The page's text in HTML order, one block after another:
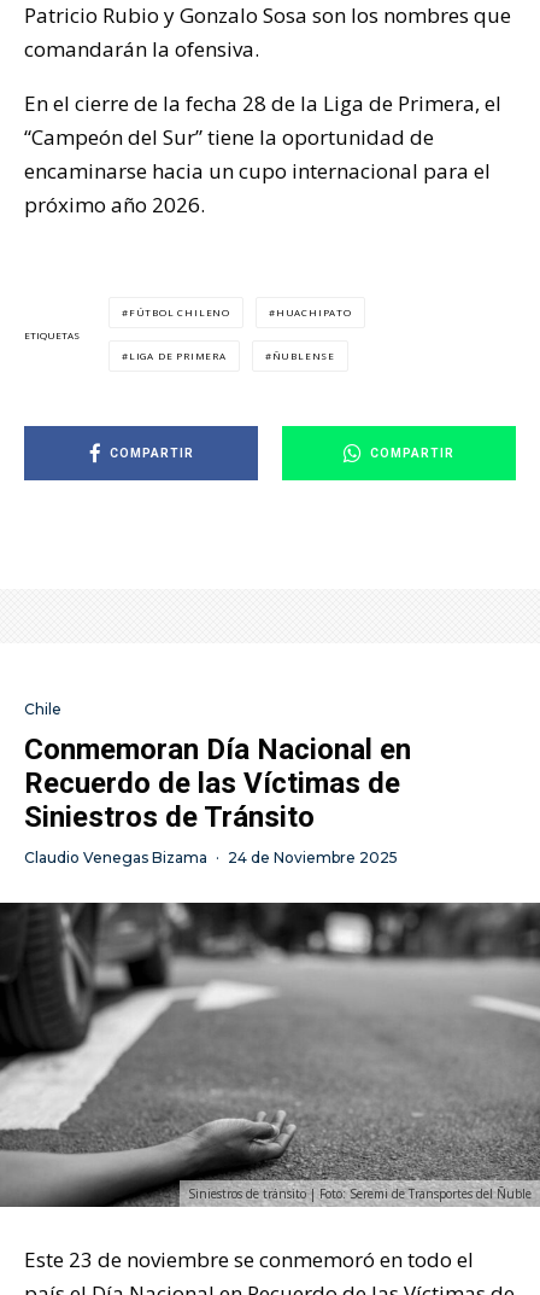
Patricio Rubio y Gonzalo Sosa son los nombres que
comandarán la ofensiva.
En el cierre de la fecha 28 de la Liga de Primera, el
“Campeón del Sur” tiene la oportunidad de
encaminarse hacia un cupo internacional para el
próximo año 2026.
ETIQUETAS
FÚTBOL CHILENO HUACHIPATO
LIGA DE PRIMERA ÑUBLENSE
COMPARTIR COMPARTIR
Chile
Conmemoran Día Nacional en
Recuerdo de las Víctimas de
Siniestros de Tránsito
Claudio Venegas Bizama · 24 de Noviembre 2025
Siniestros de tránsito | Foto: Seremi de Transportes del Ñuble
Este 23 de noviembre se conmemoró en todo el